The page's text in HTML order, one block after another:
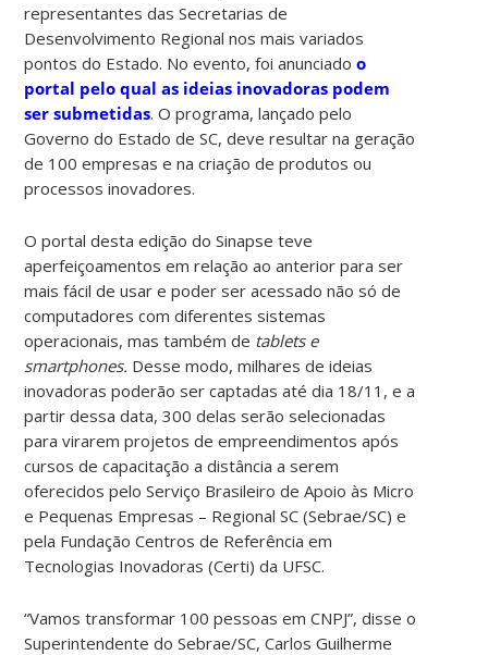
representantes das Secretarias de
Desenvolvimento Regional nos mais variados
pontos do Estado. No evento, foi anunciadoo
portal pelo qual as ideias inovadoras podem
ser submetidas. O programa, lançado pelo
Governo do Estado de SC, deve resultar na geração
de 100 empresas e na criação de produtos ou
processos inovadores.
O portal desta edição do Sinapse teve
aperfeiçoamentos em relação ao anterior para ser
mais fácil de usar e poder ser acessado não só de
computadores com diferentes sistemas
operacionais, mas também de tablets e
smartphones. Desse modo, milhares de ideias
inovadoras poderão ser captadas até dia 18/11, e a
partir dessa data, 300 delas serão selecionadas
para virarem projetos de empreendimentos após
cursos de capacitação a distância a serem
oferecidos pelo Serviço Brasileiro de Apoio às Micro
e Pequenas Empresas – Regional SC (Sebrae/SC) e
pela Fundação Centros de Referência em
Tecnologias Inovadoras (Certi) da UFSC.
“Vamos transformar 100 pessoas em CNPJ”, disse o
Superintendente do Sebrae/SC, Carlos Guilherme